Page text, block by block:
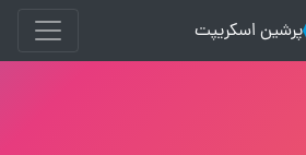
پرشین اسکریپت